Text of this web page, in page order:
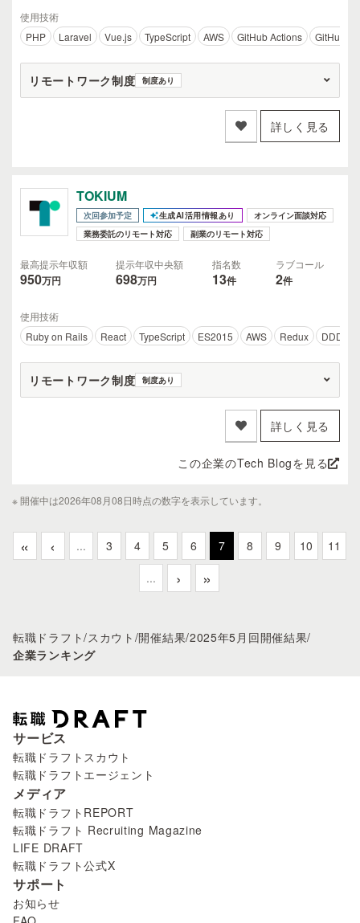
使用技術
PHP
Laravel Vue.js TypeScript AWS GitHub Actions GitHub
リモートワーク制度 制度あり
詳しく見る
TOKIUM
次回参加予定 生成AI活用情報あり
オンライン面談対応
業務委託のリモート対応
副業のリモート対応
最高提示年収額
950万円
提示年収中央額
698万円
指名数
13件
ラブコール
2件
使用技術
Ruby on Rails
React TypeScript ES2015 AWS Redux DDD
リモートワーク制度 制度あり
詳しく見る
この企業のTech Blogを見る
※ 開催中は2026年08月08日時点の数字を表示しています。
« ‹ ... 3 4 5 6 7 8 9 10
11
...
› »
転職ドラフト/スカウト /開催結果/2025年5月回開催結果/
企業ランキング
サービス
転職ドラフトスカウト
転職ドラフトエージェント
メディア
転職ドラフトREPORT
転職ドラフト Recruiting Magazine
LIFE DRAFT
転職ドラフト公式X
サポート
お知らせ